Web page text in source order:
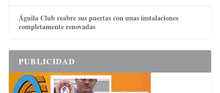
Águila Club reabre sus puertas con unas instalaciones
completamente renovadas
PUBLICIDAD